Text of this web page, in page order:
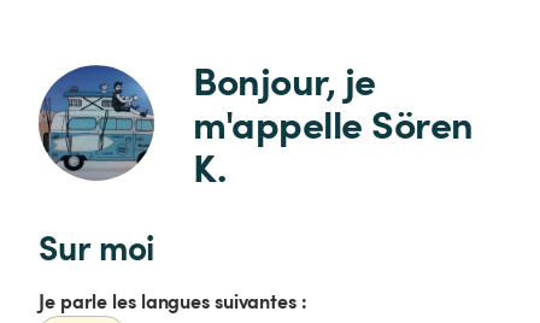
Bonjour, je
m'appelle Sören
K.
Sur moi
Je parle les langues suivantes :